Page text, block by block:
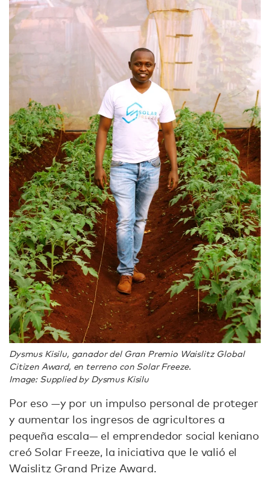
Dysmus Kisilu, ganador del Gran Premio Waislitz Global
Citizen Award, en terreno con Solar Freeze.
Image: Supplied by Dysmus Kisilu
Por eso —y por un impulso personal de proteger
y aumentar los ingresos de agricultores a
pequeña escala— el emprendedor social keniano
creó Solar Freeze, la iniciativa que le valió el
Waislitz Grand Prize Award.